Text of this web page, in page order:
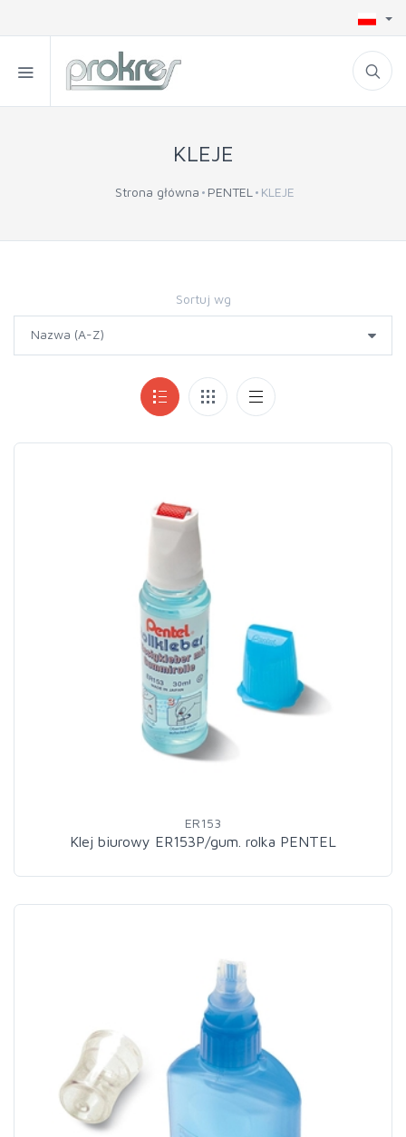
KLEJE
Strona główna PENTEL KLEJE
Sortuj wg
ER153
Klej biurowy ER153P/gum. rolka PENTEL